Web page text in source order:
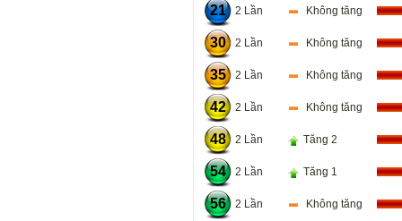
21 2 Lần Không tăng
30 2 Lần Không tăng
35 2 Lần Không tăng
42 2 Lần Không tăng
48 2 Lần Tăng 2
54 2 Lần Tăng 1
56 2 Lần Không tăng